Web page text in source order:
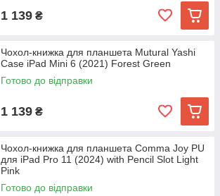
1 139 ₴
Чохол-книжка для планшета Mutural Yashi
Case iPad Mini 6 (2021) Forest Green
Готово до відправки
1 139 ₴
Чохол-книжка для планшета Comma Joy PU
для iPad Pro 11 (2024) with Pencil Slot Light
Pink
Готово до відправки